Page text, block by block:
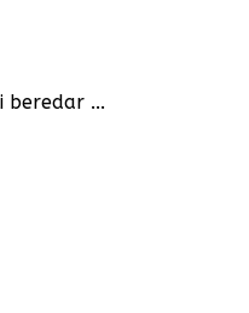
beredar ...